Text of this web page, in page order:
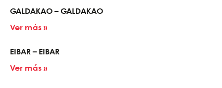
GALDAKAO – GALDAKAO
Ver más »
EIBAR – EIBAR
Ver más »